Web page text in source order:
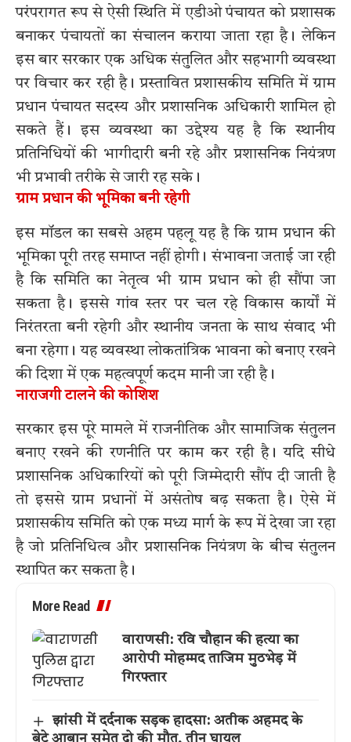
परंपरागत रूप से ऐसी स्थिति में एडीओ पंचायत को प्रशासक
बनाकर पंचायतों का संचालन कराया जाता रहा है। लेकिन
इस बार सरकार एक अधिक संतुलित और सहभागी व्यवस्था
पर विचार कर रही है। प्रस्तावित प्रशासकीय समिति में ग्राम
प्रधान पंचायत सदस्य और प्रशासनिक अधिकारी शामिल हो
सकते हैं। इस व्यवस्था का उद्देश्य यह है कि स्थानीय
प्रतिनिधियों की भागीदारी बनी रहे और प्रशासनिक नियंत्रण
भी प्रभावी तरीके से जारी रह सके।
ग्राम प्रधान की भूमिका बनी रहेगी
इस मॉडल का सबसे अहम पहलू यह है कि ग्राम प्रधान की
भूमिका पूरी तरह समाप्त नहीं होगी। संभावना जताई जा रही
है कि समिति का नेतृत्व भी ग्राम प्रधान को ही सौंपा जा
सकता है। इससे गांव स्तर पर चल रहे विकास कार्यों में
निरंतरता बनी रहेगी और स्थानीय जनता के साथ संवाद भी
बना रहेगा। यह व्यवस्था लोकतांत्रिक भावना को बनाए रखने
की दिशा में एक महत्वपूर्ण कदम मानी जा रही है।
नाराजगी टालने की कोशिश
सरकार इस पूरे मामले में राजनीतिक और सामाजिक संतुलन
बनाए रखने की रणनीति पर काम कर रही है। यदि सीधे
प्रशासनिक अधिकारियों को पूरी जिम्मेदारी सौंप दी जाती है
तो इससे ग्राम प्रधानों में असंतोष बढ़ सकता है। ऐसे में
प्रशासकीय समिति को एक मध्य मार्ग के रूप में देखा जा रहा
है जो प्रतिनिधित्व और प्रशासनिक नियंत्रण के बीच संतुलन
स्थापित कर सकता है।
More Read
वाराणसी: रवि चौहान की हत्या का
आरोपी मोहम्मद ताजिम मुठभेड़ में
गिरफ्तार
झांसी में दर्दनाक सड़क हादसा: अतीक अहमद के
बेटे आबान समेत दो की मौत, तीन घायल